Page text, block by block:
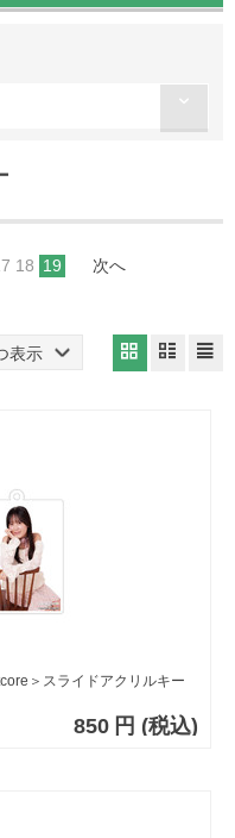
18 19 次へ
表示
＞スライドアクリルキー
850 円 (税込)